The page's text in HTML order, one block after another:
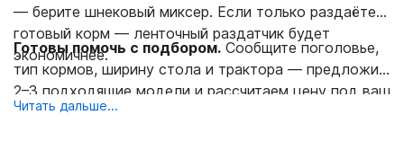
— берите шнековый миксер. Если только раздаёте
готовый корм — ленточный раздатчик будет
экономичнее.
Готовы помочь с подбором. Сообщите поголовье,
тип кормов, ширину стола и трактора — предложим
2–3 подходящие модели и рассчитаем цену под ваш
сценарий. Запчасти и расходники доступны онлайн:
Читать дальше...